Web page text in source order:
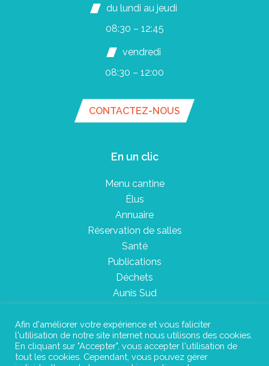
du lundi au jeudi
08:30 – 12:45
vendredi
08:30 – 12:00
CONTACTEZ-NOUS
En un clic
Menu cantine
Élus
Annuaire
Réservation de salles
Santé
Publications
Déchets
Aunis Sud
Plan du site
Mentions légales
Afin d'améliorer votre expérience et vous faliciter
l'utilisation de notre site internet nous utilisons des cookies.
En cliquant sur "Accepter", vous accepter l'utilisation de
tout les cookies. Cependant, vous pouvez gérer